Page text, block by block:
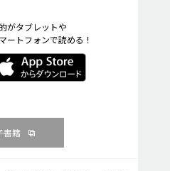
がタブレットや
ートフォンで読める！
書籍